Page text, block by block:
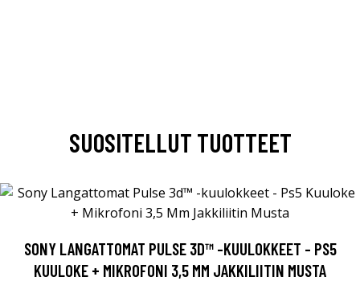
SUOSITELLUT TUOTTEET
SONY LANGATTOMAT PULSE 3D™ -KUULOKKEET - PS5
KUULOKE + MIKROFONI 3,5 MM JAKKILIITIN MUSTA